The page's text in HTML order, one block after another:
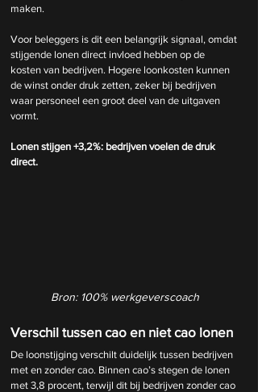
maken.
Voor beleggers is dit een belangrijk signaal, omdat
stijgende lonen direct invloed hebben op de
kosten van bedrijven. Hogere loonkosten kunnen
de winst onder druk zetten, zeker bij bedrijven
waar personeel een groot deel van de uitgaven
vormt.
Lonen stijgen +3,2%: bedrijven voelen de druk
direct.
Bron: 100% werkgeverscoach
Verschil tussen cao en niet cao lonen
De loonstijging verschilt duidelijk tussen bedrijven
met en zonder cao. Binnen cao’s stegen de lonen
met 3,8 procent, terwijl dit bij bedrijven zonder cao